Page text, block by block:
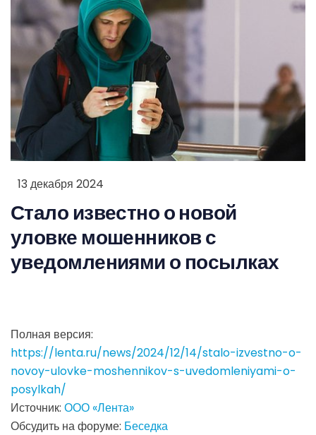
13 декабря 2024
Стало известно о новой
уловке мошенников с
уведомлениями о посылках
Полная версия:
https://lenta.ru/news/2024/12/14/stalo-izvestno-o-
novoy-ulovke-moshennikov-s-uvedomleniyami-o-
posylkah/
Источник: ООО «Лента»
Обсудить на форуме: Беседка